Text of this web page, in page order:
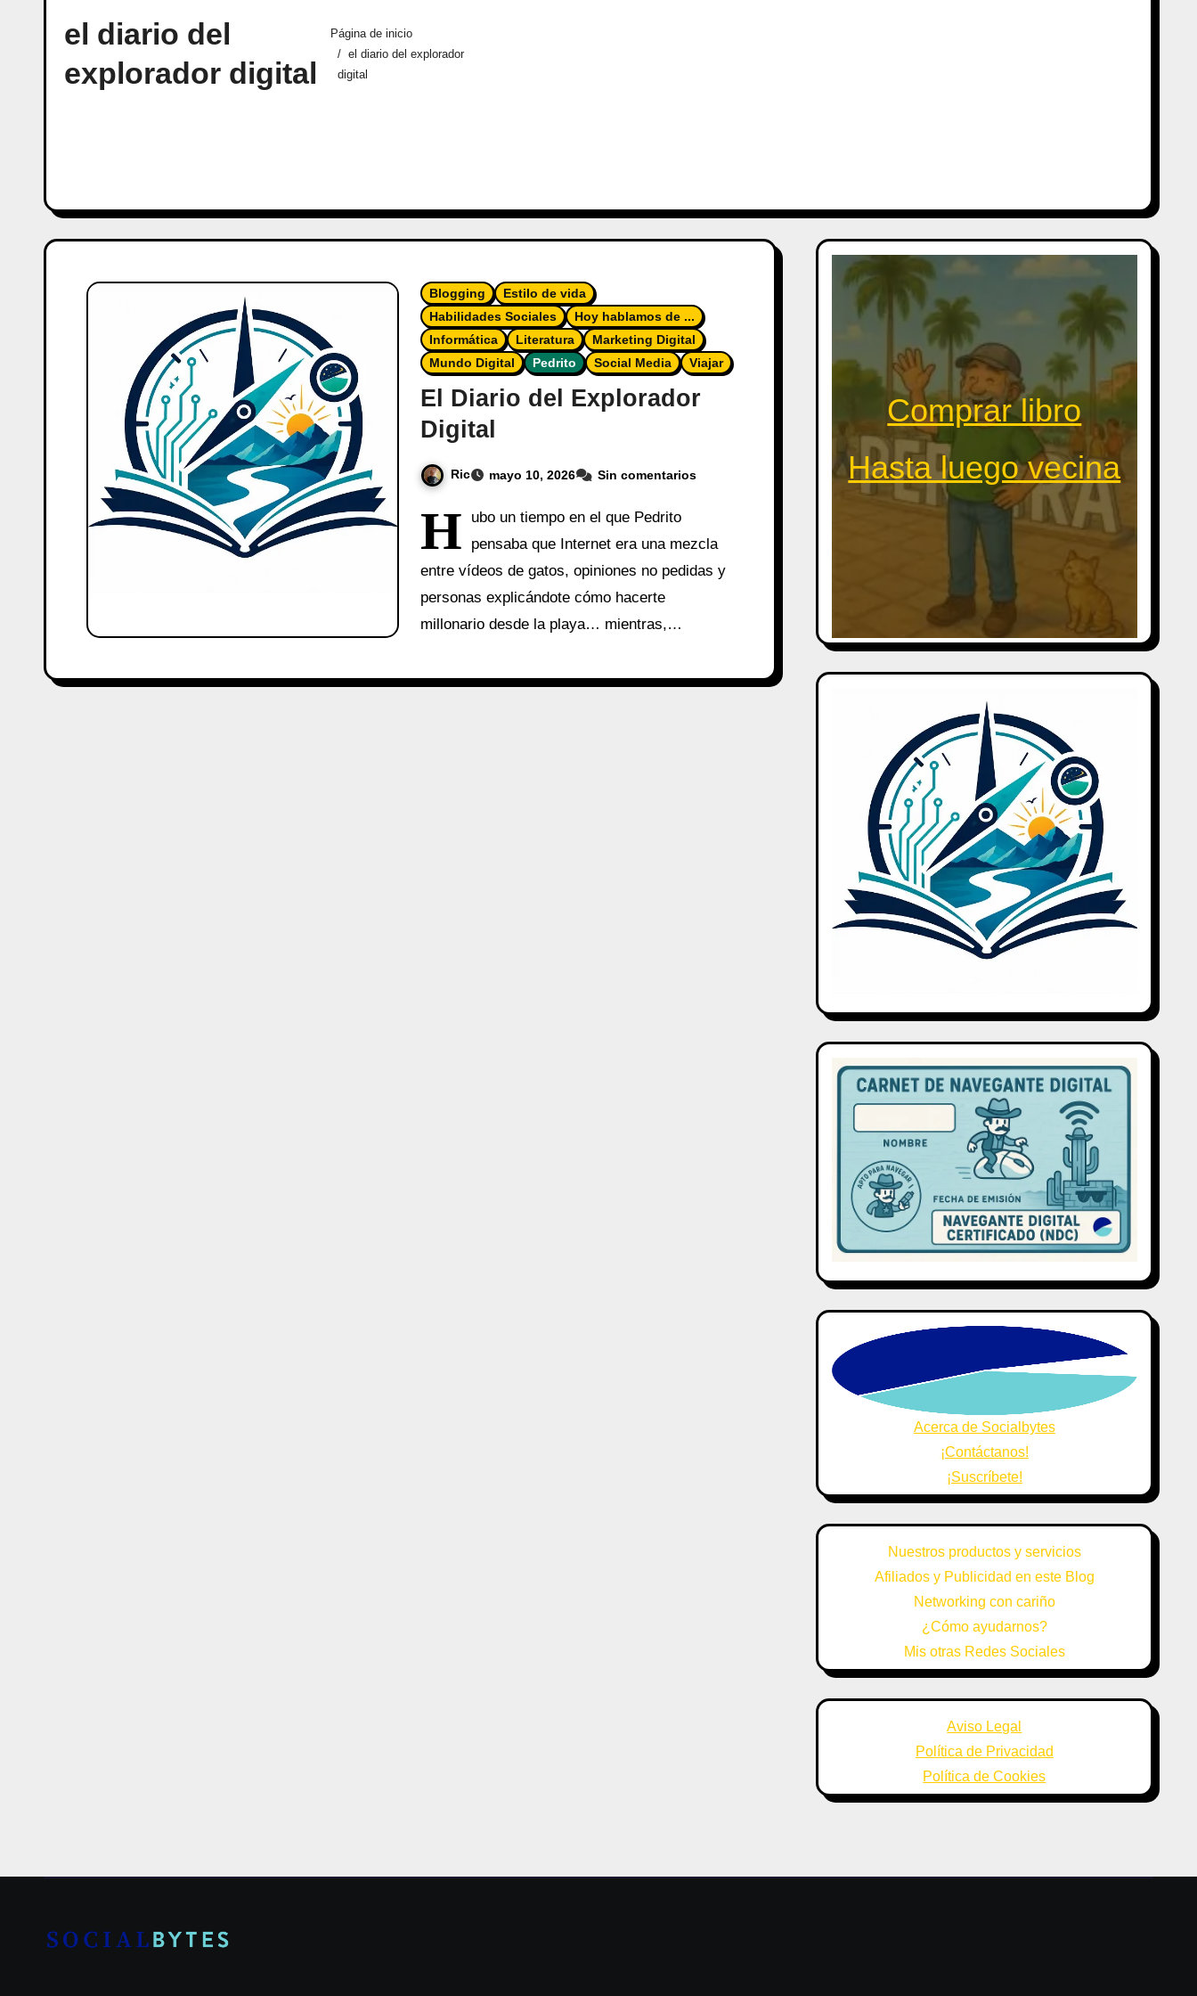
el diario del
explorador digital
Página de inicio
el diario del explorador
digital
Blogging
Estilo de vida
Habilidades Sociales
Hoy hablamos de ...
Informática
Literatura
Marketing Digital
Mundo Digital
Pedrito Social Media Viajar
El Diario del Explorador
Digital
Ric mayo 10, 2026 Sin comentarios
H
ubo un tiempo en el que Pedrito
pensaba que Internet era una mezcla
entre vídeos de gatos, opiniones no pedidas y
personas explicándote cómo hacerte
millonario desde la playa… mientras,…
Comprar libro
Hasta luego vecina
Acerca de Socialbytes
¡Contáctanos!
¡Suscríbete!
Nuestros productos y servicios
Afiliados y Publicidad en este Blog
Networking con cariño
¿Cómo ayudarnos?
Mis otras Redes Sociales
Aviso Legal
Política de Privacidad
Política de Cookies